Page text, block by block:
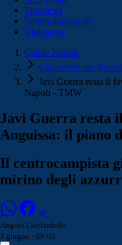
Toronews
Tuttobolognaweb
Violanews
Calcio Napoli
Calciomercato Napoli
Javi Guerra resta il
Napoli - TMW
Javi Guerra resta
Anguissa: il piano
Il centrocampista
mirino degli
Angelo Licciardello
3 giugno - 09:00